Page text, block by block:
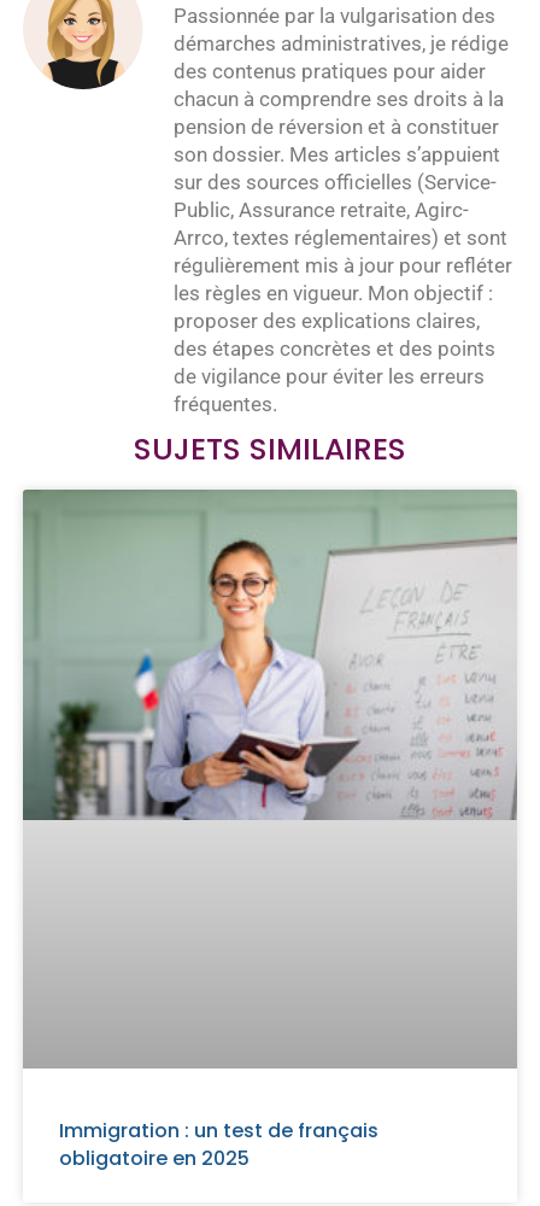
Passionnée par la vulgarisation des
démarches administratives, je rédige
des contenus pratiques pour aider
chacun à comprendre ses droits à la
pension de réversion et à constituer
son dossier. Mes articles s’appuient
sur des sources officielles (Service-
Public, Assurance retraite, Agirc-
Arrco, textes réglementaires) et sont
régulièrement mis à jour pour refléter
les règles en vigueur. Mon objectif :
proposer des explications claires,
des étapes concrètes et des points
de vigilance pour éviter les erreurs
fréquentes.
SUJETS SIMILAIRES
Immigration : un test de français
obligatoire en 2025